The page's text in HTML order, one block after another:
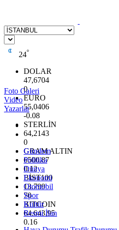
24°
DOLAR
47,6704
0
EURO
55,0406
-0.08
STERLİN
64,2143
0
GRAM ALTIN
6500.87
0.12
BİST100
13.799
70
BITCOIN
64.643,95
0.16
Foto Galeri
Video
Yazarlar
Gündem
Politika
Dünya
Ekonomi
Otomobil
Spor
Kültür
Resmi İlan